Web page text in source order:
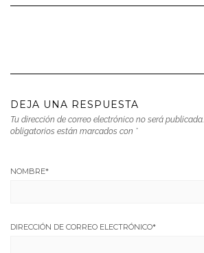
DEJA UNA RESPUESTA
Tu dirección de correo electrónico no será publicada.
obligatorios están marcados con *
NOMBRE*
DIRECCIÓN DE CORREO ELECTRÓNICO*